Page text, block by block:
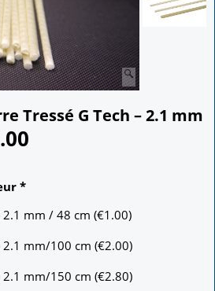
Tressé G Tech – 2.1 mm
*
2.1 mm / 48 cm (€1.00)
2.1 mm/100 cm (€2.00)
2.1 mm/150 cm (€2.80)